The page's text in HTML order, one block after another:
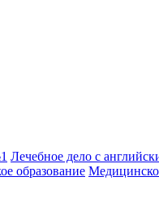
Лечебное дело с
образование